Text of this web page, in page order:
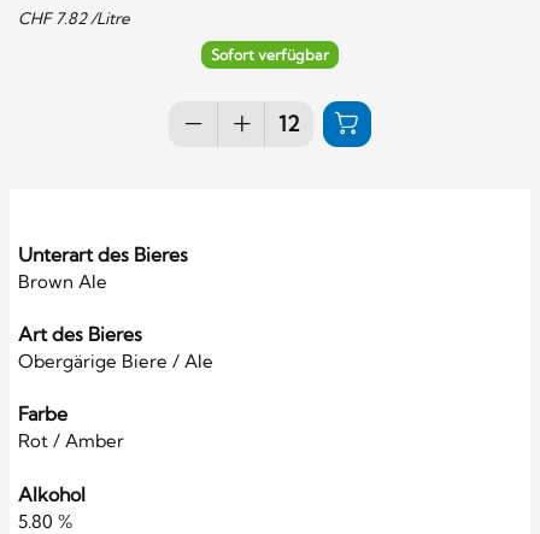
CHF 7.82/Litre
Sofort verfügbar
Unterart des Bieres
Brown Ale
Art des Bieres
Obergärige Biere / Ale
Farbe
Rot / Amber
Alkohol
5.80 %